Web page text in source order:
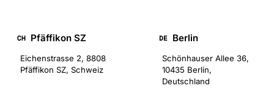
CH Pfäffikon SZ
Eichenstrasse 2, 8808
Pfäffikon SZ, Schweiz
DE Berlin
online
Schönhauser Allee 36,
10435 Berlin,
Deutschland